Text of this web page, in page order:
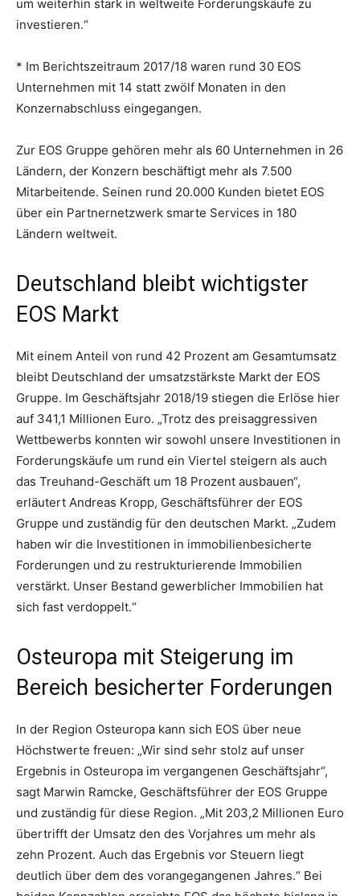
um weiterhin stark in weltweite Forderungskäufe zu
investieren.“
* Im Berichtszeitraum 2017/18 waren rund 30 EOS
Unternehmen mit 14 statt zwölf Monaten in den
Konzernabschluss eingegangen.
Zur EOS Gruppe gehören mehr als 60 Unternehmen in 26
Ländern, der Konzern beschäftigt mehr als 7.500
Mitarbeitende. Seinen rund 20.000 Kunden bietet EOS
über ein Partnernetzwerk smarte Services in 180
Ländern weltweit.
Deutschland bleibt wichtigster
EOS Markt
Mit einem Anteil von rund 42 Prozent am Gesamtumsatz
bleibt Deutschland der umsatzstärkste Markt der EOS
Gruppe. Im Geschäftsjahr 2018/19 stiegen die Erlöse hier
auf 341,1 Millionen Euro. „Trotz des preisaggressiven
Wettbewerbs konnten wir sowohl unsere Investitionen in
Forderungskäufe um rund ein Viertel steigern als auch
das Treuhand-Geschäft um 18 Prozent ausbauen“,
erläutert Andreas Kropp, Geschäftsführer der EOS
Gruppe und zuständig für den deutschen Markt. „Zudem
haben wir die Investitionen in immobilienbesicherte
Forderungen und zu restrukturierende Immobilien
verstärkt. Unser Bestand gewerblicher Immobilien hat
sich fast verdoppelt.“
Osteuropa mit Steigerung im
Bereich besicherter Forderungen
In der Region Osteuropa kann sich EOS über neue
Höchstwerte freuen: „Wir sind sehr stolz auf unser
Ergebnis in Osteuropa im vergangenen Geschäftsjahr“,
sagt Marwin Ramcke, Geschäftsführer der EOS Gruppe
und zuständig für diese Region. „Mit 203,2 Millionen Euro
übertrifft der Umsatz den des Vorjahres um mehr als
zehn Prozent. Auch das Ergebnis vor Steuern liegt
deutlich über dem des vorangegangenen Jahres.“ Bei